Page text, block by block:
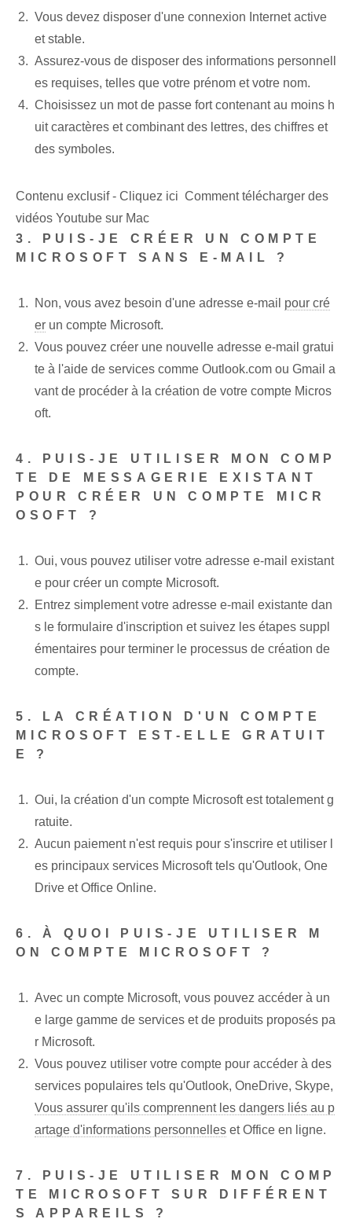
Vous devez disposer d'une connexion Internet active
et stable.
Assurez-vous de disposer des informations personnell
es requises, telles que votre prénom et votre nom.
Choisissez un mot de passe fort contenant au moins h
uit caractères et combinant des lettres, des chiffres et
des symboles.
Contenu exclusif - Cliquez ici Comment télécharger des
vidéos Youtube sur Mac
3. PUIS-JE CRÉER UN COMPTE
MICROSOFT SANS E-MAIL ?
Non, vous avez besoin d'une adresse e-mail pour cré
er un compte Microsoft.
Vous pouvez créer une nouvelle adresse e-mail gratui
te à l'aide de services comme Outlook.com ou Gmail a
vant de procéder à la création de votre compte Micros
oft.
4. PUIS-JE UTILISER MON COMP
TE DE MESSAGERIE EXISTANT
POUR CRÉER UN COMPTE MICR
OSOFT ?
Oui, vous pouvez utiliser votre adresse e-mail existant
e pour créer un compte Microsoft.
Entrez simplement votre adresse e-mail existante dan
s le formulaire d'inscription et suivez les étapes suppl
émentaires pour terminer le processus de création de
compte.
5. LA CRÉATION D'UN COMPTE
MICROSOFT EST-ELLE GRATUIT
E ?
Oui, la création d'un compte Microsoft est totalement g
ratuite.
Aucun paiement n'est requis pour s'inscrire et utiliser l
es principaux services Microsoft tels qu'Outlook, One
Drive et Office Online.
6. À QUOI PUIS-JE UTILISER M
ON COMPTE MICROSOFT ?
Avec un compte Microsoft, vous pouvez accéder à un
e large gamme de services et de produits proposés pa
r Microsoft.
Vous pouvez utiliser votre compte pour accéder à des
services populaires tels qu'Outlook, OneDrive, Skype,
Vous assurer qu'ils comprennent les dangers liés au p
artage d'informations personnelles et Office en ligne.
7. PUIS-JE UTILISER MON COMP
TE MICROSOFT SUR DIFFÉRENT
S APPAREILS ?